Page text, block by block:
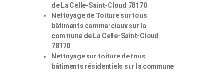
de La Celle-Saint-Cloud 78170
Nettoyage de Toiture sur tous
bâtiments commerciaux sur la
commune de La Celle-Saint-Cloud
78170
Nettoyage sur toiture de tous
bâtiments résidentiels sur la commune